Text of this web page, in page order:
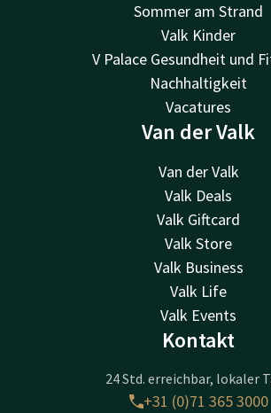
Sommer am Strand
Valk Kinder
V Palace Gesundheit und
Nachhaltigkeit
Vacatures
Van der Valk
Van der Valk
Valk Deals
Valk Giftcard
Valk Store
Valk Business
Valk Life
Valk Events
Kontakt
24 Std. erreichbar, lokaler
+31 (0)71 365 3000